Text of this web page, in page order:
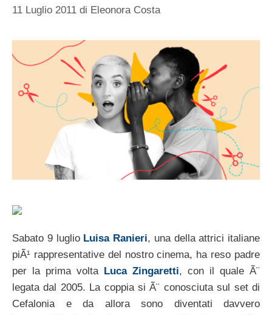
11 Luglio 2011 di Eleonora Costa
Sabato 9 luglio Luisa Ranieri, una della attrici italiane
piÃ¹ rappresentative del nostro cinema, ha reso padre
per la prima volta Luca Zingaretti, con il quale Ã¨
legata dal 2005. La coppia si Ã¨ conosciuta sul set di
Cefalonia e da allora sono diventati davvero